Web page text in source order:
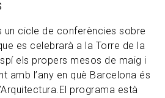
un cicle de conferències sobre
es celebrarà a la Torre de la
els propers mesos de maig i
amb l’any en què Barcelona és
programa està